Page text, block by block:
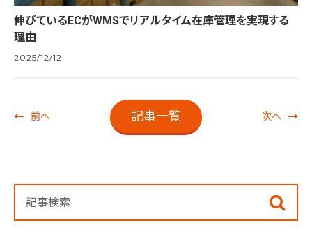
伸びているECがWMSでリアルタイム在庫管理を実現する
理由
2025/12/12
前へ 記事一覧 次へ